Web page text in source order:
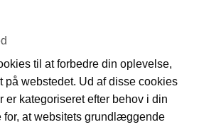
til at forbedre din oplevelse,
på webstedet. Ud af disse cookies
er kategoriseret efter behov i din
for, at websitets grundlæggende